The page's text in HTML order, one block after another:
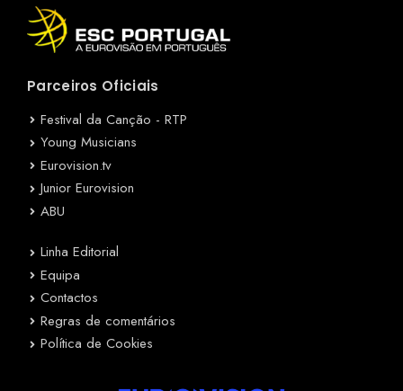
Parceiros Oficiais
Festival da Canção - RTP
Young Musicians
Eurovision.tv
Junior Eurovision
ABU
Linha Editorial
Equipa
Contactos
Regras de comentários
Política de Cookies